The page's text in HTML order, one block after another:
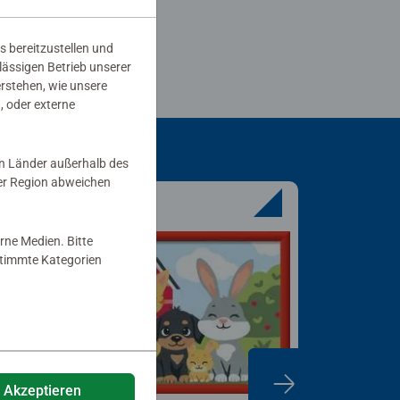
bereitzustellen und
Betrieb unserer
wie unsere
oder externe
Länder außerhalb des
Region abweichen
Medien. Bitte
Kategorien
Akzeptieren